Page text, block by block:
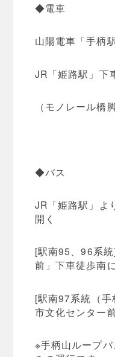
◆電車
山陽電車「手柄
JR「姫路駅」下
（モノレール橋
◆バス
JR「姫路駅」よ
開く
[駅南95、96系
前」下車徒歩南
[駅南97系統（
市文化センター
※手柄山ループ